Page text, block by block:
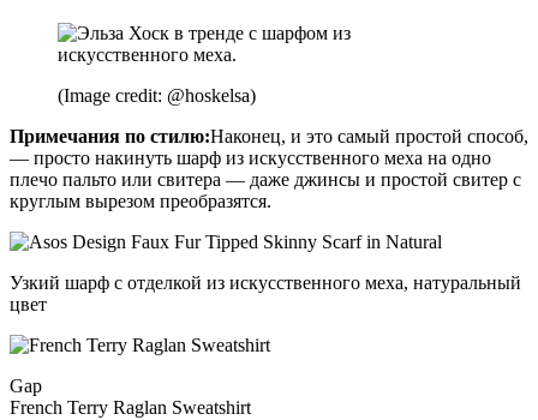
(Image credit: @hoskelsa)
Примечания по стилю:Наконец, и это самый простой способ,
— ​​просто накинуть шарф из искусственного меха на одно
плечо пальто или свитера — даже джинсы и простой свитер с
круглым вырезом преобразятся.
Узкий шарф с отделкой из искусственного меха, натуральный
цвет
Gap
French Terry Raglan Sweatshirt